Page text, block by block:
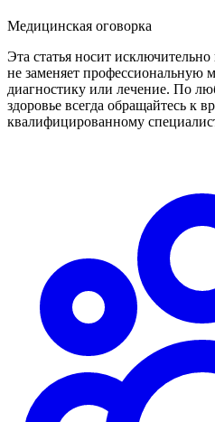
Медицинская оговорка
Эта статья носит
не заменяет профессиональную
диагностику или лечение. По
здоровье всегда обращайтесь к
квалифицированному